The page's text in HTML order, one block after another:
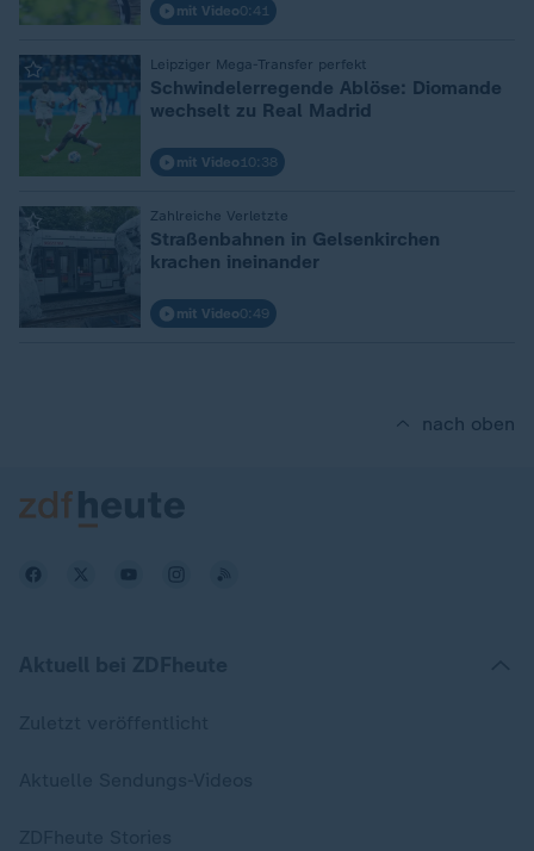
mit Video0:41
Leipziger Mega-Transfer perfekt
Schwindelerregende Ablöse: Diomande
wechselt zu Real Madrid
mit Video 10:38
Zahlreiche Verletzte
Straßenbahnen in Gelsenkirchen
krachen ineinander
mit Video0:49
nach oben